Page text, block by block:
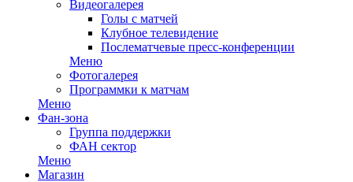
Видеогалерея
Голы с матчей
Клубное телевидение
Послематчевые пресс-конференции
Меню
Фотогалерея
Программки к матчам
Меню
Фан-зона
Группа поддержки
ФАН сектор
Меню
Магазин